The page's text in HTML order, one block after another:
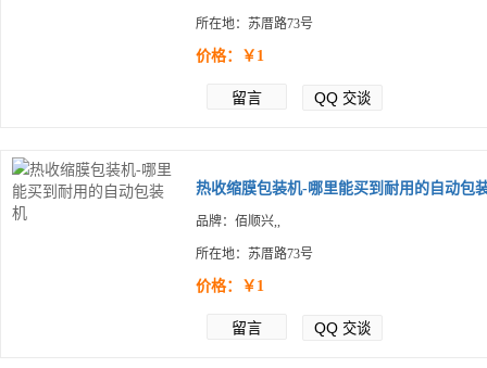
所在地：苏厝路73号
价格：￥1
留言 QQ 交谈
热收缩膜包装机-哪里能买到耐用的自动包
品牌：佰顺兴,,
所在地：苏厝路73号
价格：￥1
留言 QQ 交谈